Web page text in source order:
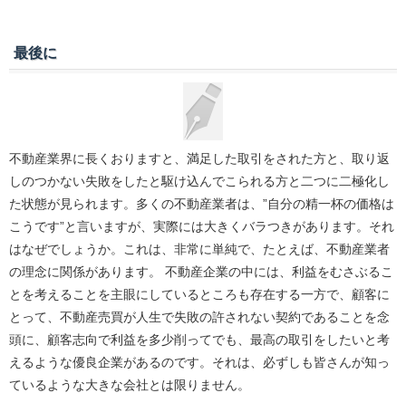
最後に
不動産業界に長くおりますと、満足した取引をされた方と、取り返
しのつかない失敗をしたと駆け込んでこられる方と二つに二極化し
た状態が見られます。多くの不動産業者は、”自分の精一杯の価格は
こうです”と言いますが、実際には大きくバラつきがあります。それ
はなぜでしょうか。これは、非常に単純で、たとえば、不動産業者
の理念に関係があります。 不動産企業の中には、利益をむさぶるこ
とを考えることを主眼にしているところも存在する一方で、顧客に
とって、不動産売買が人生で失敗の許されない契約であることを念
頭に、顧客志向で利益を多少削ってでも、最高の取引をしたいと考
えるような優良企業があるのです。それは、必ずしも皆さんが知っ
ているような大きな会社とは限りません。